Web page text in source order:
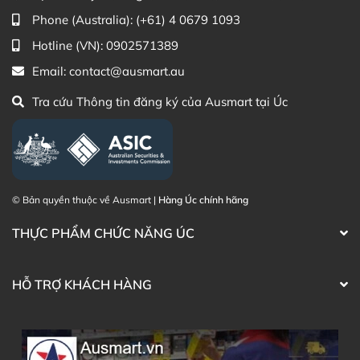
(Australia)
Thạc sĩ Điều dưỡng & Cố vấn sản
phẩm Lily Huỳnh
dung
Phone (Australia): (+61) 4 0679 1093
Hotline (VN): 0902571389
Email: contact@ausmart.au
Tra cứu Thông tin đăng ký của Ausmart tại Úc
© Bản quyền thuộc về Ausmart | Hàng Úc chính hãng
THỰC PHẨM CHỨC NĂNG ÚC
HỖ TRỢ KHÁCH HÀNG